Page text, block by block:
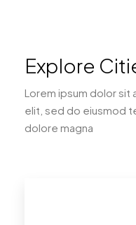
Explore
Lorem ipsum dolor
elit, sed do eiusmod
dolore magna